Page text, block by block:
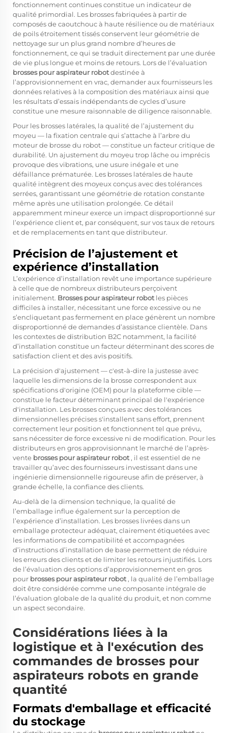
fonctionnement continues constitue un indicateur de
qualité primordial. Les brosses fabriquées à partir de
composés de caoutchouc à haute résilience ou de matériaux
de poils étroitement tissés conservent leur géométrie de
nettoyage sur un plus grand nombre d’heures de
fonctionnement, ce qui se traduit directement par une durée
de vie plus longue et moins de retours. Lors de l’évaluation
brosses pour aspirateur robotdestinée à
l’approvisionnement en vrac, demander aux fournisseurs les
données relatives à la composition des matériaux ainsi que
les résultats d’essais indépendants de cycles d’usure
constitue une mesure raisonnable de diligence raisonnable.
Pour les brosses latérales, la qualité de l’ajustement du
moyeu — la fixation centrale qui s’attache à l’arbre du
moteur de brosse du robot — constitue un facteur critique de
durabilité. Un ajustement du moyeu trop lâche ou imprécis
provoque des vibrations, une usure inégale et une
défaillance prématurée. Les brosses latérales de haute
qualité intègrent des moyeux conçus avec des tolérances
serrées, garantissant une géométrie de rotation constante
même après une utilisation prolongée. Ce détail
apparemment mineur exerce un impact disproportionné sur
l’expérience client et, par conséquent, sur vos taux de retours
et de remplacements en tant que distributeur.
Précision de l’ajustement et
expérience d’installation
L’expérience d’installation revêt une importance supérieure
à celle que de nombreux distributeurs perçoivent
initialement. Brosses pour aspirateur robot les pièces
difficiles à installer, nécessitant une force excessive ou ne
s’encliquetant pas fermement en place génèrent un nombre
disproportionné de demandes d’assistance clientèle. Dans
les contextes de distribution B2C notamment, la facilité
d’installation constitue un facteur déterminant des scores de
satisfaction client et des avis positifs.
La précision d'ajustement — c'est-à-dire la justesse avec
laquelle les dimensions de la brosse correspondent aux
spécifications d'origine (OEM) pour la plateforme cible —
constitue le facteur déterminant principal de l'expérience
d'installation. Les brosses conçues avec des tolérances
dimensionnelles précises s'installent sans effort, prennent
correctement leur position et fonctionnent tel que prévu,
sans nécessiter de force excessive ni de modification. Pour les
distributeurs en gros approvisionnant le marché de l’après-
vente brosses pour aspirateur robot , il est essentiel de ne
travailler qu’avec des fournisseurs investissant dans une
ingénierie dimensionnelle rigoureuse afin de préserver, à
grande échelle, la confiance des clients.
Au-delà de la dimension technique, la qualité de
l’emballage influe également sur la perception de
l’expérience d’installation. Les brosses livrées dans un
emballage protecteur adéquat, clairement étiquetées avec
les informations de compatibilité et accompagnées
d’instructions d’installation de base permettent de réduire
les erreurs des clients et de limiter les retours injustifiés. Lors
de l’évaluation des options d’approvisionnement en gros
pour brosses pour aspirateur robot , la qualité de l’emballage
doit être considérée comme une composante intégrale de
l’évaluation globale de la qualité du produit, et non comme
un aspect secondaire.
Considérations liées à la
logistique et à l'exécution des
commandes de brosses pour
aspirateurs robots en grande
quantité
Formats d'emballage et efficacité
du stockage